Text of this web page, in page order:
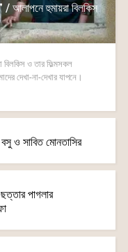
/ আলাপনে হুমায়রা বিলকিস
বিলকিস ও তার ফিল্মসকল
দেখা-না-দেখার যাপনে।
ও সাবিত মোনতাসির
পাগলার